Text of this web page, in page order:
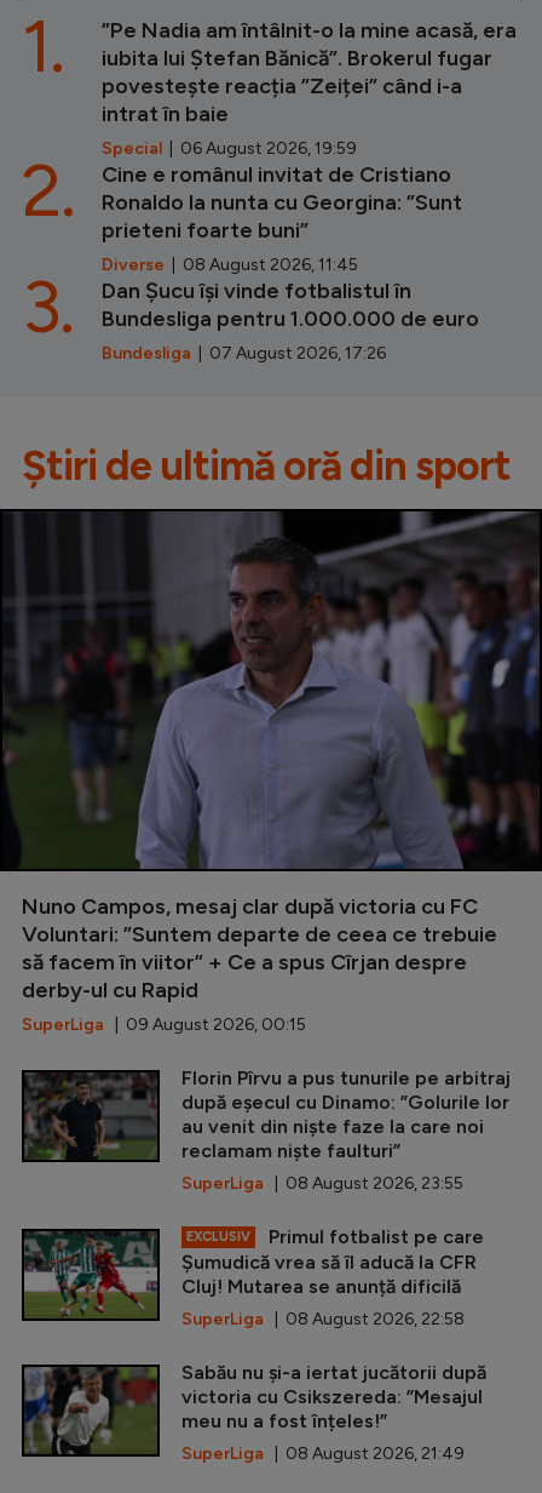
”Pe Nadia am întâlnit-o la mine acasă, era
iubita lui Ștefan Bănică”. Brokerul fugar
povestește reacția ”Zeiței” când i-a
intrat în baie
Special | 06 August 2026, 19:59
1.
Cine e românul invitat de Cristiano
Ronaldo la nunta cu Georgina: ”Sunt
prieteni foarte buni”
Diverse | 08 August 2026, 11:45
2.
Dan Șucu își vinde fotbalistul în
Bundesliga pentru 1.000.000 de euro
Bundesliga | 07 August 2026, 17:26
3.
Știri de ultimă oră din sport
Nuno Campos, mesaj clar după victoria cu FC
Voluntari: ”Suntem departe de ceea ce trebuie
să facem în viitor” + Ce a spus Cîrjan despre
derby-ul cu Rapid
SuperLiga | 09 August 2026, 00:15
Florin Pîrvu a pus tunurile pe arbitraj
după eșecul cu Dinamo: ”Golurile lor
au venit din niște faze la care noi
reclamam niște faulturi”
SuperLiga | 08 August 2026, 23:55
EXCLUSIV
Primul fotbalist pe care
Șumudică vrea să îl aducă la CFR
Cluj! Mutarea se anunță dificilă
SuperLiga | 08 August 2026, 22:58
Sabău nu și-a iertat jucătorii după
victoria cu Csikszereda: ”Mesajul
meu nu a fost înțeles!”
SuperLiga | 08 August 2026, 21:49